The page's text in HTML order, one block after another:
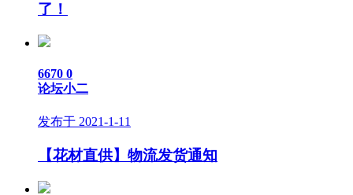
了！
6670 0
论坛小二
发布于 2021-1-11
【花材直供】物流发货通知